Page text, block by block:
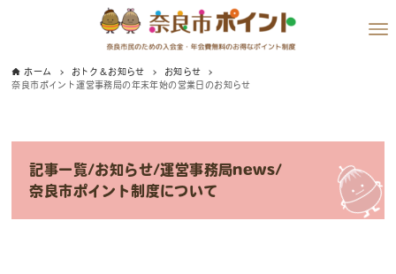
ホーム おトク＆お知らせ
お知らせ
奈良市ポイント運営事務局の年末年始の営業日のお知らせ
記事一覧/お知らせ/運営事務局news/
奈良市ポイント制度について